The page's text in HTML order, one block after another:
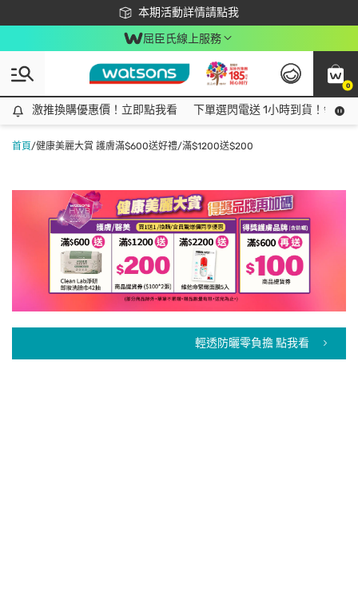
本期活動詳情請點我
下載app最高回饋$350
屈臣氏線上服務
0
激推換購優惠價！立即點我看
激推換購優惠價！立即點我看 下單選閃電送 1小時到貨！領神
首頁/健康美麗大賞 護膚滿$600送好禮/滿$1200送$200
輕透防曬零負擔 點我看